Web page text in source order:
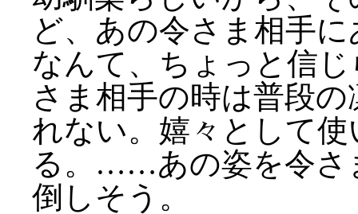
ど、あの令さま相手
なんて、ちょっと信
さま相手の時は普段
れない。嬉々として
る。……あの姿を令さ
倒しそう。